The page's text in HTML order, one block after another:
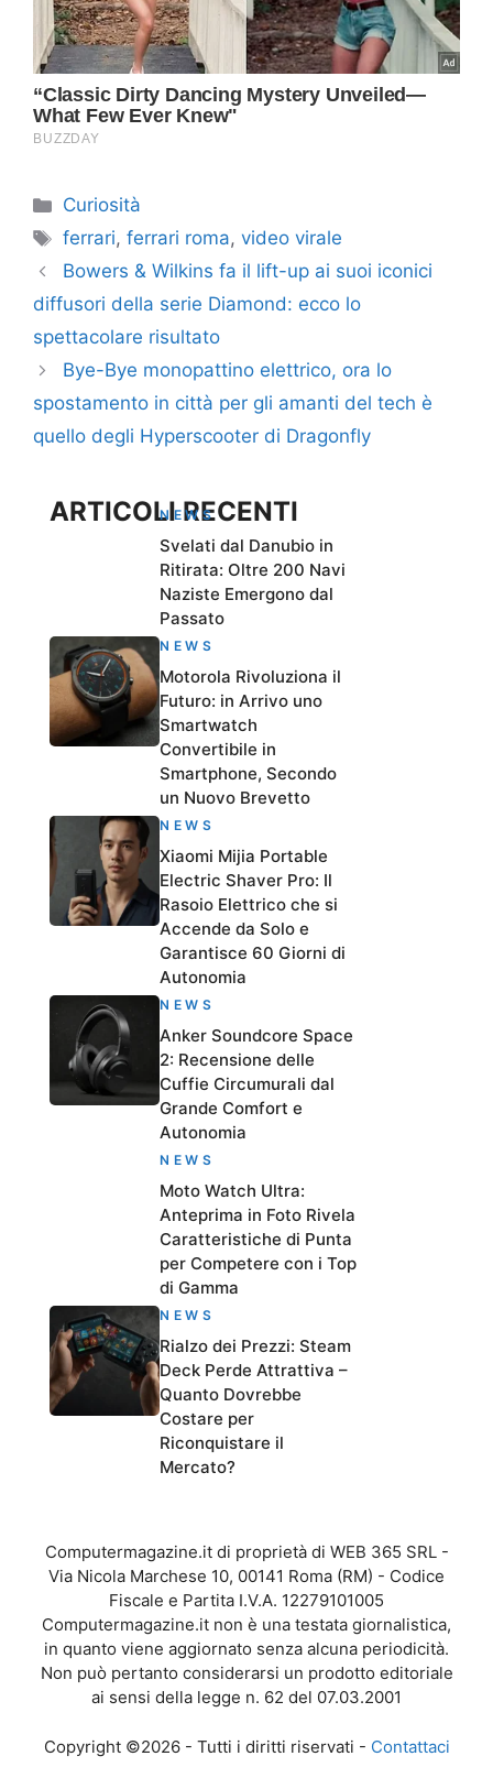
Categorie
Curiosità
Tag
ferrari,ferrari roma,video virale
Bowers & Wilkins fa il lift-up ai suoi iconici
diffusori della serie Diamond: ecco lo
spettacolare risultato
Bye-Bye monopattino elettrico, ora lo
spostamento in città per gli amanti del tech è
quello degli Hyperscooter di Dragonfly
ARTICOLI RECENTI
NEWS
Svelati dal Danubio in
Ritirata: Oltre 200 Navi
Naziste Emergono dal
Passato
NEWS
Motorola Rivoluziona il
Futuro: in Arrivo uno
Smartwatch
Convertibile in
Smartphone, Secondo
un Nuovo Brevetto
NEWS
Xiaomi Mijia Portable
Electric Shaver Pro: Il
Rasoio Elettrico che si
Accende da Solo e
Garantisce 60 Giorni di
Autonomia
NEWS
Anker Soundcore Space
2: Recensione delle
Cuffie Circumurali dal
Grande Comfort e
Autonomia
NEWS
Moto Watch Ultra:
Anteprima in Foto Rivela
Caratteristiche di Punta
per Competere con i Top
di Gamma
NEWS
Rialzo dei Prezzi: Steam
Deck Perde Attrattiva –
Quanto Dovrebbe
Costare per
Riconquistare il
Mercato?
Computermagazine.it di proprietà di WEB 365 SRL -
Via Nicola Marchese 10, 00141 Roma (RM) - Codice
Fiscale e Partita I.V.A. 12279101005
Computermagazine.it non è una testata giornalistica,
in quanto viene aggiornato senza alcuna periodicità.
Non può pertanto considerarsi un prodotto editoriale
ai sensi della legge n. 62 del 07.03.2001
Copyright ©2026 - Tutti i diritti riservati - Contattaci